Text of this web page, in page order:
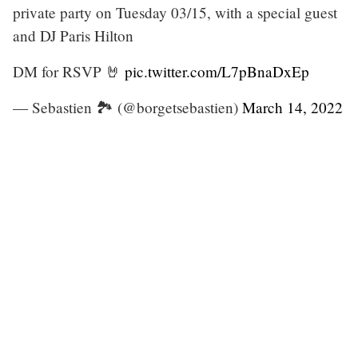
private party on Tuesday 03/15, with a special guest
and DJ Paris Hilton
DM for RSVP 🤘 pic.twitter.com/L7pBnaDxEp
— Sebastien 🏞 (@borgetsebastien) March 14, 2022